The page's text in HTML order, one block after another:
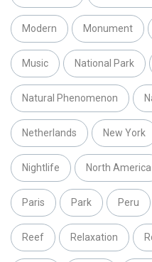
Modern Monument
Music National Park
Natural Phenomenon
Netherlands New York
Nightlife North America
Paris Park Peru
Reef Relaxation